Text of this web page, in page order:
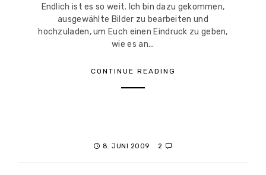
Endlich ist es so weit. Ich bin dazu gekommen,
ausgewählte Bilder zu bearbeiten und
hochzuladen, um Euch einen Eindruck zu geben,
wie es an...
CONTINUE READING
8. JUNI 2009 2